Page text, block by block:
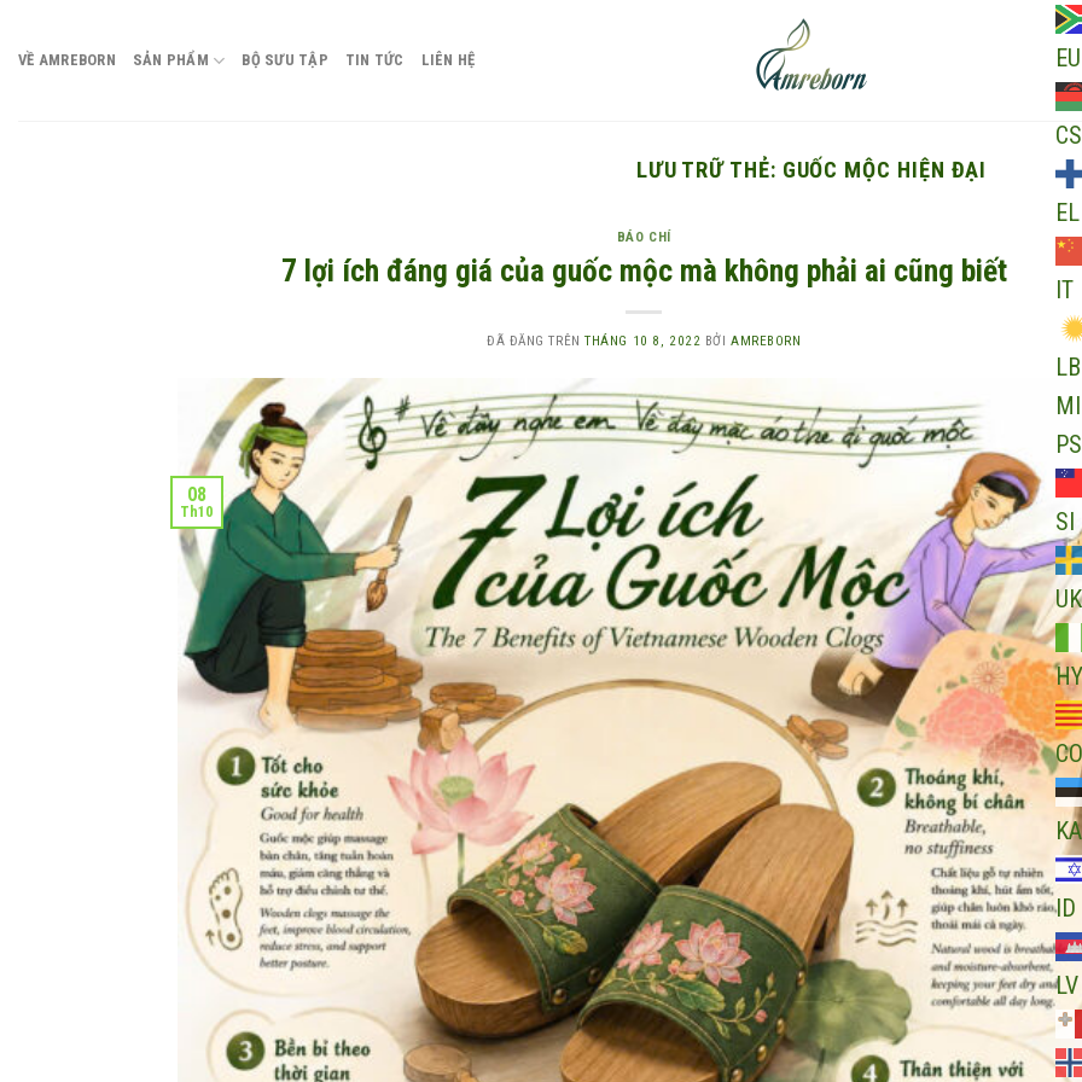
VỀ AMREBORN SẢN PHẨM BỘ SƯU TẬP TIN TỨC LIÊN HỆ
EU
CS
EL
IT
LB
MI
PS
SI
UK
HY
CO
KA
ID
LV
LƯU TRỮ THẺ: GUỐC MỘC HIỆN ĐẠI
BÁO CHÍ
7 lợi ích đáng giá của guốc mộc mà không phải ai cũng biết
ĐÃ ĐĂNG TRÊNTHÁNG 10 8, 2022 BỞIAMREBORN
08
Th10